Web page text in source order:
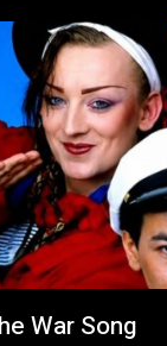
War Song